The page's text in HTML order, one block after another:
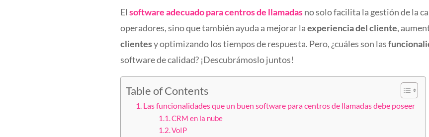
El software adecuado para centros de llamadasno solo facilita la gestión de la
operadores, sino que también ayuda a mejorar laexperiencia del cliente,
clientesy optimizando los tiempos de respuesta. Pero, ¿cuáles son las
software de calidad? ¡Descubrámoslo juntos!
Table of Contents
Las funcionalidades que un buen software para centros de llamadas debe poseer
CRM en la nube
VoIP